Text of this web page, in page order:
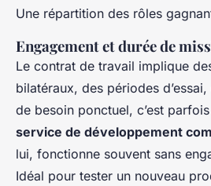
Une répartition des rôles
Engagement et durée de
Le contrat de travail implique
bilatéraux, des périodes
de besoin ponctuel, c’est
service de développement
lui, fonctionne souvent sans
Idéal pour tester un nouveau